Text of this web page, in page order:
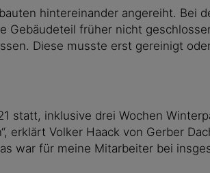
hintereinander angereiht. Bei
früher nicht
Diese musste erst gereinigt
statt, inklusive drei Wochen
Volker Haack von Gerber
war für meine Mitarbeiter bei